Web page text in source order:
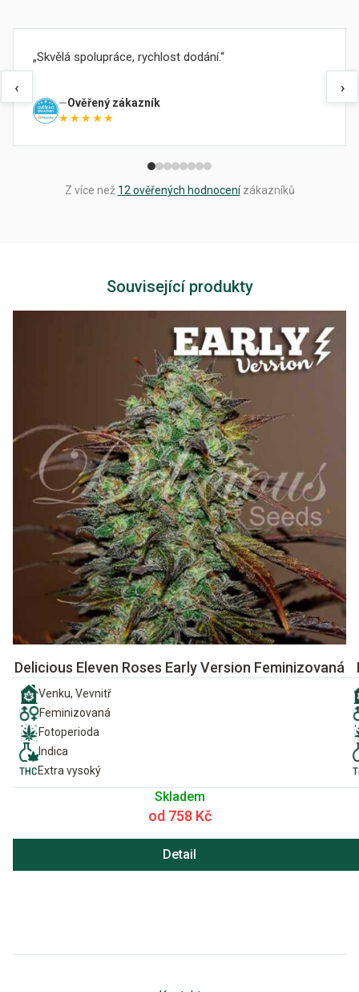
‹
Skvělá spolupráce, rychlost dodání.
Ověřený zákazník
★★★★★
›
Z více než 12 ověřených hodnocenízákazníků
Související produkty
Delicious Eleven Roses Early Version Feminizovaná
Venku, Vevnitř
Feminizovaná
Fotoperioda
Indica
Extra vysoký
Skladem
od 758 Kč
Detail